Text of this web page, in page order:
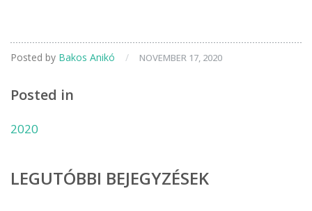
Posted by Bakos Anikó / NOVEMBER 17, 2020
Posted in
2020
LEGUTÓBBI BEJEGYZÉSEK